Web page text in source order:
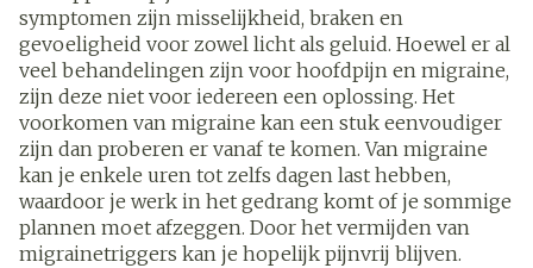
symptomen zijn misselijkheid, braken en
gevoeligheid voor zowel licht als geluid. Hoewel er al
veel behandelingen zijn voor hoofdpijn en migraine,
zijn deze niet voor iedereen een oplossing. Het
voorkomen van migraine kan een stuk eenvoudiger
zijn dan proberen er vanaf te komen. Van migraine
kan je enkele uren tot zelfs dagen last hebben,
waardoor je werk in het gedrang komt of je sommige
plannen moet afzeggen. Door het vermijden van
migrainetriggers kan je hopelijk pijnvrij blijven.